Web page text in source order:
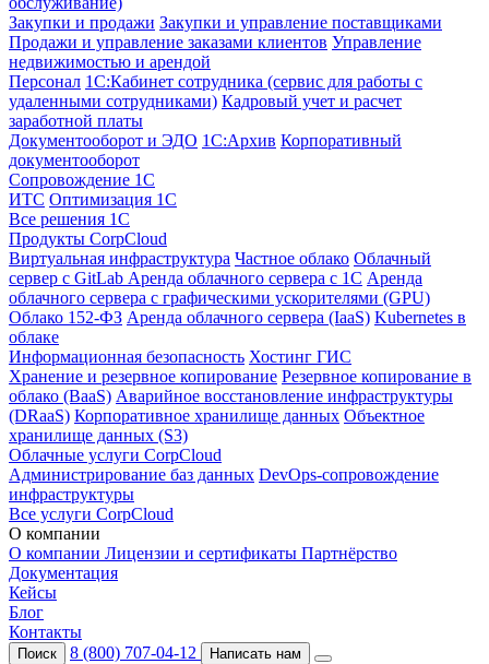
Закупки и продажи Закупки и управление поставщиками
Продажи и управление заказами клиентов Управление
недвижимостью и арендой
Персонал 1С:Кабинет сотрудника (сервис для работы с
удаленными сотрудниками) Кадровый учет и расчет
заработной платы
Документооборот и ЭДО 1С:Архив Корпоративный
документооборот
Сопровождение 1С
ИТС Оптимизация 1С
Все решения 1С
Продукты CorpCloud
Виртуальная инфраструктура Частное облако Облачный
сервер с GitLab Аренда облачного сервера с 1С Аренда
облачного сервера с графическими ускорителями (GPU)
Облако 152-ФЗ Аренда облачного сервера (IaaS) Kubernetes в
облаке
Информационная безопасность Хостинг ГИС
Хранение и резервное копирование Резервное копирование в
облако (BaaS) Аварийное восстановление инфраструктуры
(DRaaS) Корпоративное хранилище данных Объектное
хранилище данных (S3)
Облачные услуги CorpCloud
Администрирование баз данных DevOps-сопровождение
инфраструктуры
Все услуги CorpCloud
О компании
О компании Лицензии и сертификаты Партнёрство
Документация
Кейсы
Блог
Контакты
Поиск 8 (800) 707-04-12 Написать нам